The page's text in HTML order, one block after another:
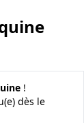
!
dès le